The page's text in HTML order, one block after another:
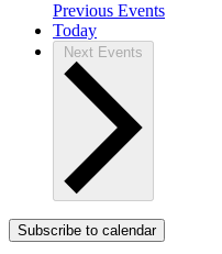
Previous Events
Today
Next Events
Subscribe to calendar